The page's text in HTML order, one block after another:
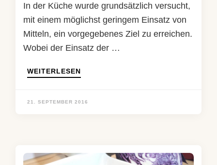
In der Küche wurde grundsätzlich versucht,
mit einem möglichst geringem Einsatz von
Mitteln, ein vorgegebenes Ziel zu erreichen.
Wobei der Einsatz der …
WEITERLESEN
21. SEPTEMBER 2016